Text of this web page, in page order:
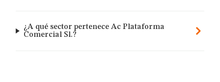
¿A qué sector pertenece Ac Plataforma
Comercial Sl.?